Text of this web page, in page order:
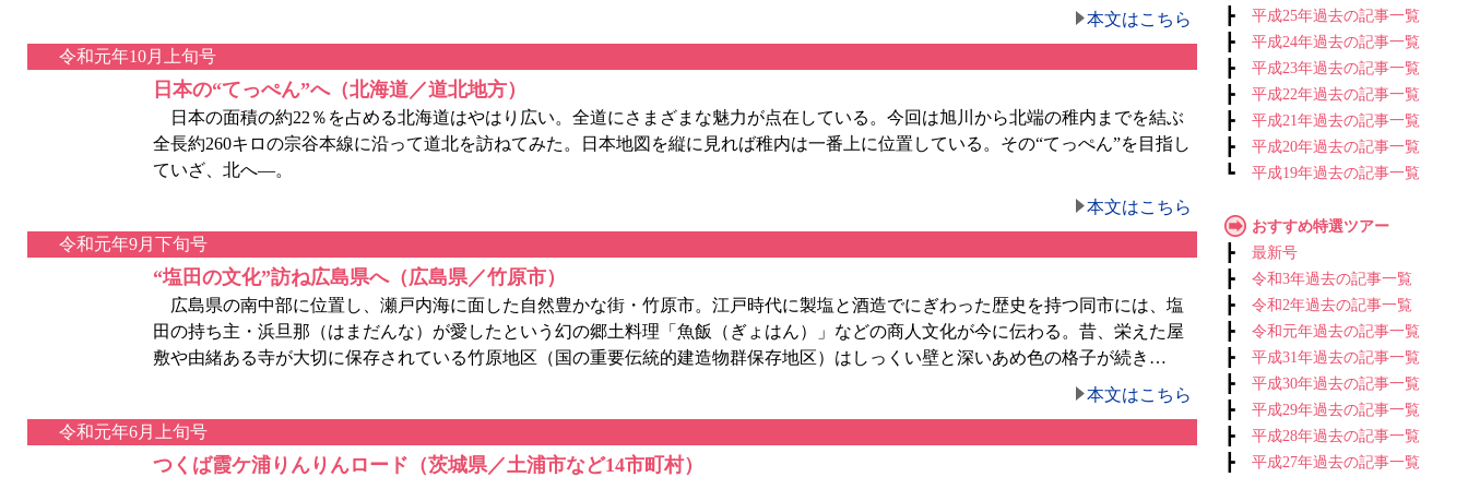
本文はこちら
令和元年10月上旬号
日本の“てっぺん”へ（北海道／道北地方）
日本の面積の約22％を占める北海道はやはり広い。全道にさまざまな魅力が点在している。今回は旭川から北端の稚内までを結ぶ
全長約260キロの宗谷本線に沿って道北を訪ねてみた。日本地図を縦に見れば稚内は一番上に位置している。その“てっぺん”を目指し
ていざ、北へ—。
本文はこちら
令和元年9月下旬号
“塩田の文化”訪ね広島県へ（広島県／竹原市）
広島県の南中部に位置し、瀬戸内海に面した自然豊かな街・竹原市。江戸時代に製塩と酒造でにぎわった歴史を持つ同市には、塩
田の持ち主・浜旦那（はまだんな）が愛したという幻の郷土料理「魚飯（ぎょはん）」などの商人文化が今に伝わる。昔、栄えた屋
敷や由緒ある寺が大切に保存されている竹原地区（国の重要伝統的建造物群保存地区）はしっくい壁と深いあめ色の格子が続き…
本文はこちら
令和元年6月上旬号
つくば霞ケ浦りんりんロード（茨城県／土浦市など14市町村）
┣ 平成25年過去の記事一覧
┣ 平成24年過去の記事一覧
┣ 平成23年過去の記事一覧
┣ 平成22年過去の記事一覧
┣ 平成21年過去の記事一覧
┣ 平成20年過去の記事一覧
┗ 平成19年過去の記事一覧
おすすめ特選ツアー
┣ 最新号
┣ 令和3年過去の記事一覧
┣ 令和2年過去の記事一覧
┣ 令和元年過去の記事一覧
┣ 平成31年過去の記事一覧
┣ 平成30年過去の記事一覧
┣ 平成29年過去の記事一覧
┣ 平成28年過去の記事一覧
┣ 平成27年過去の記事一覧